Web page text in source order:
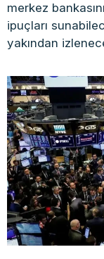
merkez
ipuçları
yakından